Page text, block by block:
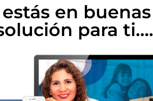
en buenas
para ti….